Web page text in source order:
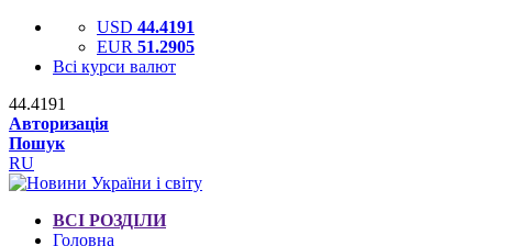
USD 44.4191
EUR 51.2905
Всі курси валют
44.4191
Авторизація
Пошук
RU
ВСІ РОЗДІЛИ
Головна